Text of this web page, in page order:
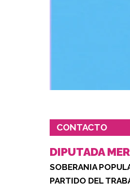
CONTACTO
DIPUTADA
SOBERANIA
PARTIDO DEL